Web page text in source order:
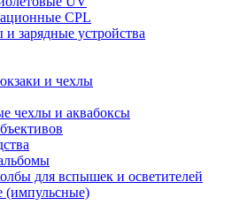
CPL
зарядные устройства
и чехлы
чехлы и аквабоксы
для вспышек и осветителей
(импульсные)